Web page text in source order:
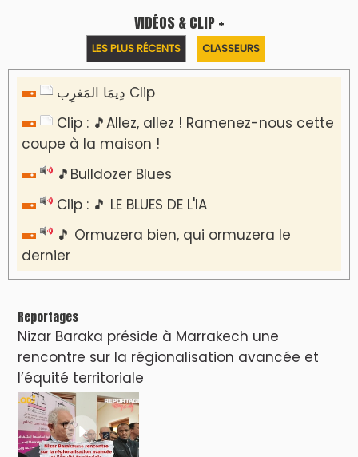
l’équité territoriale
​Lancement de la plateforme “Observatoire
des projets” du Ministère de l’Équipement et
AGENDA CULTUREL
Nacim Haddad en Concert à Tétouan – Ayta
Nacim Haddad débarque à Tanger : Le
Souffle du Nord s'éveille !
Nacim Haddad Ayta World Tour à Rabat (
4ème date )
Hatim Ammor En Concert Exclusif à Tanger :
Un show Live Exceptionnel Cet été !